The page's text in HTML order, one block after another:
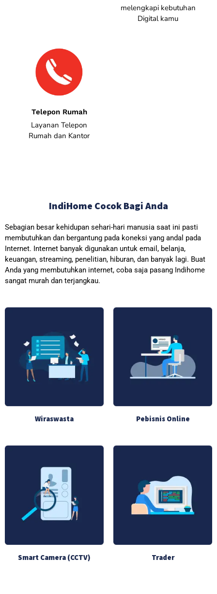
melengkapi kebutuhan
Digital kamu
Telepon Rumah
Layanan Telepon
Rumah dan Kantor
IndiHome Cocok Bagi Anda
Sebagian besar kehidupan sehari-hari manusia saat ini pasti
membutuhkan dan bergantung pada koneksi yang andal pada
Internet. Internet banyak digunakan untuk email, belanja,
keuangan, streaming, penelitian, hiburan, dan banyak lagi. Buat
Anda yang membutuhkan internet, coba saja pasang Indihome
sangat murah dan terjangkau.
Wiraswasta Pebisnis Online
Smart Camera (CCTV) Trader